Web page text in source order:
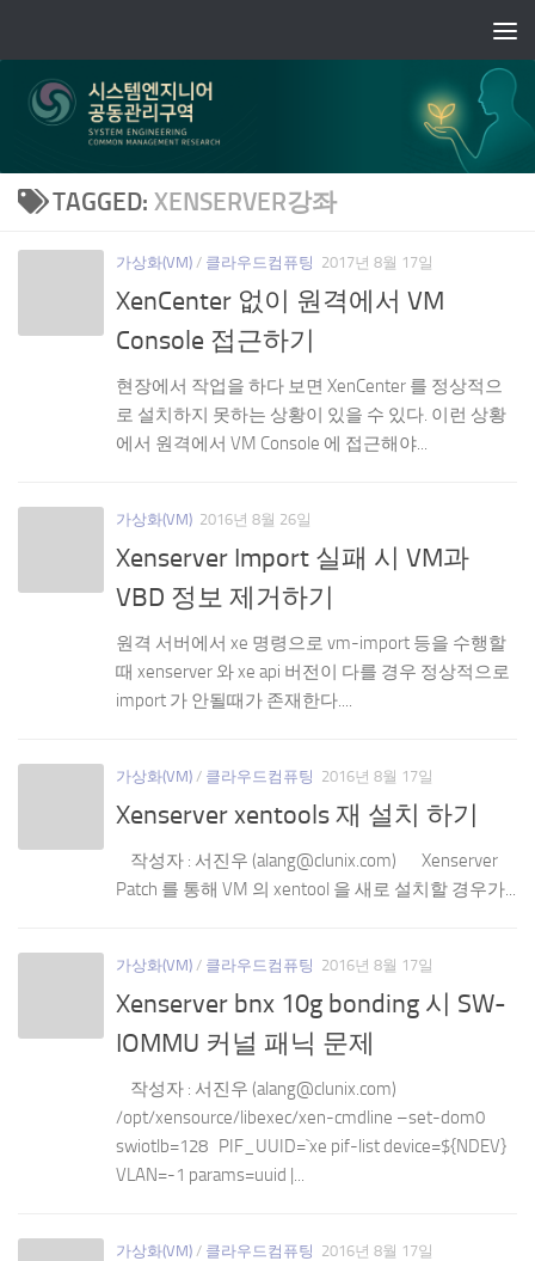
TAGGED: XENSERVER강좌
가상화(VM) / 클라우드컴퓨팅 2017년 8월 17일
XenCenter 없이 원격에서 VM
Console 접근하기
현장에서 작업을 하다 보면 XenCenter 를 정상적으
로 설치하지 못하는 상황이 있을 수 있다. 이런 상황
에서 원격에서 VM Console 에 접근해야...
가상화(VM) 2016년 8월 26일
Xenserver Import 실패 시 VM과
VBD 정보 제거하기
원격 서버에서 xe 명령으로 vm-import 등을 수행할
때 xenserver 와 xe api 버전이 다를 경우 정상적으로
import 가 안될때가 존재한다....
가상화(VM) / 클라우드컴퓨팅 2016년 8월 17일
Xenserver xentools 재 설치 하기
작성자 : 서진우 (alang@clunix.com) Xenserver
Patch 를 통해 VM 의 xentool 을 새로 설치할 경우가...
가상화(VM) / 클라우드컴퓨팅 2016년 8월 17일
Xenserver bnx 10g bonding 시 SW-
IOMMU 커널 패닉 문제
작성자 : 서진우 (alang@clunix.com)
/opt/xensource/libexec/xen-cmdline –set-dom0
swiotlb=128 PIF_UUID=`xe pif-list device=${NDEV}
VLAN=-1 params=uuid |...
가상화(VM) / 클라우드컴퓨팅 2016년 8월 17일